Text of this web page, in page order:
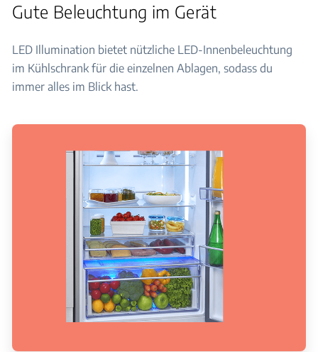
Gute Beleuchtung im Gerät
LED Illumination bietet nützliche LED-Innenbeleuchtung
im Kühlschrank für die einzelnen Ablagen, sodass du
immer alles im Blick hast.